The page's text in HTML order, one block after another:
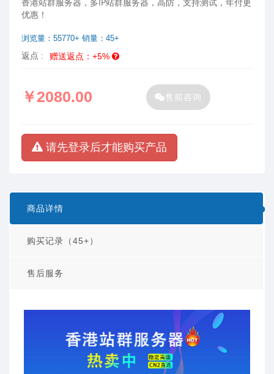
优惠！
浏览量：55770+ 销量：45+
返点 : 赠送返点：+5%
￥2080.00 售前咨询
请先登录后才能购买产品
商品详情
购买记录（45+）
售后服务